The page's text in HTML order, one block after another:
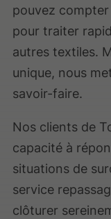
pouvez
pour traiter
autres textiles.
unique, nous
savoir-faire.
Nos clients de
capacité à
situations de
service
clôturer